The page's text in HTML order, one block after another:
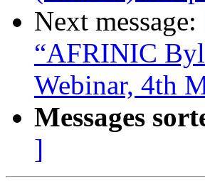
Next message:
“AFRINIC
Webinar, 4th
Messages
]